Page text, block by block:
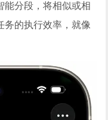
能分段，将相似或相
务的执行效率，就像